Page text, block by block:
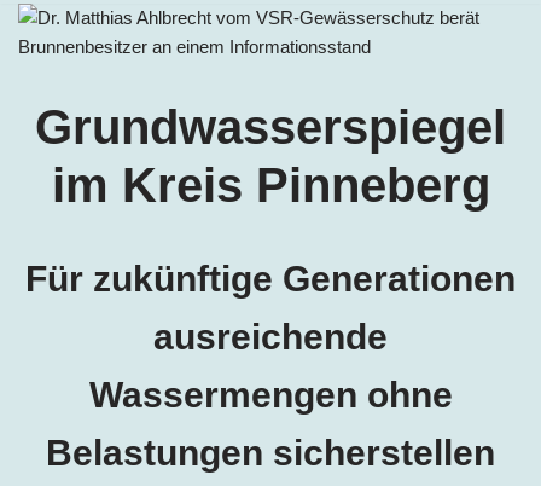
Grundwasserspiegel
im Kreis Pinneberg
Für zukünftige Generationen
ausreichende
Wassermengen ohne
Belastungen sicherstellen